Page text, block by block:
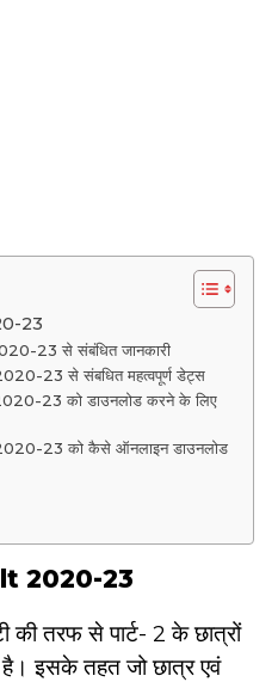
23
23 से संबंधित जानकारी
23 से संबधित महत्वपूर्ण डेट्स
23 को डाउनलोड करने के लिए
23 को कैसे ऑनलाइन डाउनलोड
2020-23
की तरफ से पार्ट- 2 के छात्रों
है। इसके तहत जो छात्र एवं